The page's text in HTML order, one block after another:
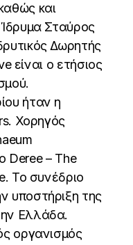
και
Ίδρυμα Σταύρος
Δωρητής
είναι ο ετήσιος
ήταν η
Χορηγός
Deree – The
To συνέδριο
υποστήριξη της
Ελλάδα.
οργανισμός